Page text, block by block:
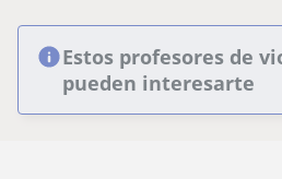
Estos profesores de
pueden interesarte